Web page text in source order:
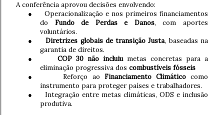
A conferência aprovou decisões envolvendo:
●
Operacionalização e nos primeiros financiamentos
do Fundo de Perdas e Danos, com aportes
voluntários.
●
Diretrizes globais de transição Justa, baseadas na
garantia de direitos.
●
COP 30 não incluiu metas concretas para a
eliminação progressiva dos combustíveis fósseis
●
Reforço ao Financiamento Climáticocomo
instrumento para proteger países e trabalhadores.
●
Integração entre metas climáticas, ODS e inclusão
produtiva.